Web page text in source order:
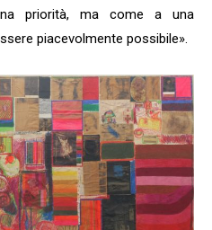
priorità, ma come a una
piacevolmente possibile».